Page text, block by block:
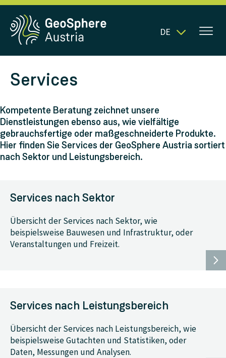
DE
Services
Kompetente Beratung zeichnet unsere
Dienstleistungen ebenso aus, wie vielfältige
gebrauchsfertige oder maßgeschneiderte Produkte.
Hier finden Sie Services der GeoSphere Austria sortiert
nach Sektor und Leistungsbereich.
Services nach Sektor
Übersicht der Services nach Sektor, wie
beispielsweise Bauwesen und Infrastruktur, oder
Veranstaltungen und Freizeit.
Services nach Leistungsbereich
Übersicht der Services nach Leistungsbereich, wie
beispielsweise Gutachten und Statistiken, oder
Daten, Messungen und Analysen.